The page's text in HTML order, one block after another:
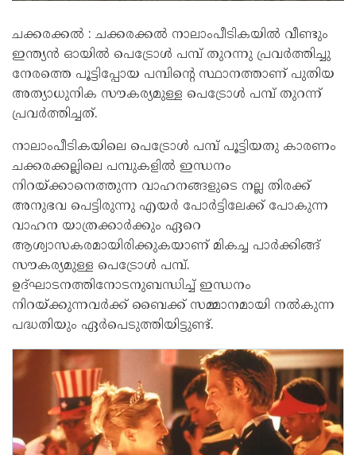
ചക്കരക്കൽ : ചക്കരക്കൽ നാലാംപീടികയിൽ വീണ്ടും
ഇന്ത്യൻ ഓയിൽ പെട്രോൾ പമ്പ് തുറന്നു പ്രവർത്തിച്ചു
നേരത്തെ പൂട്ടിപ്പോയ പമ്പിൻ്റെ സ്ഥാനത്താണ് പുതിയ
അത്യാധുനിക സൗകര്യമുള്ള പെട്രോൾ പമ്പ് തുറന്ന്
പ്രവർത്തിച്ചത്.
നാലാംപീടികയിലെ പെട്രോൾ പമ്പ് പൂട്ടിയതു കാരണം
ചക്കരക്കല്ലിലെ പമ്പുകളിൽ ഇന്ധനം
നിറയ്ക്കാനെത്തുന്ന വാഹനങ്ങളുടെ നല്ല തിരക്ക്
അനുഭവ പെട്ടിരുന്നു എയർ പോർട്ടിലേക്ക് പോകുന്ന
വാഹന യാത്രക്കാർക്കും ഏറെ
ആശ്വാസകരമായിരിക്കുകയാണ് മികച്ച പാർക്കിങ്ങ്
സൗകര്യമുള്ള പെട്രോൾ പമ്പ്.
ഉദ്ഘാടനത്തിനോടനുബന്ധിച്ച് ഇന്ധനം
നിറയ്ക്കുന്നവർക്ക് ബൈക്ക് സമ്മാനമായി നൽകുന്ന
പദ്ധതിയും ഏർപെടുത്തിയിട്ടുണ്ട്.